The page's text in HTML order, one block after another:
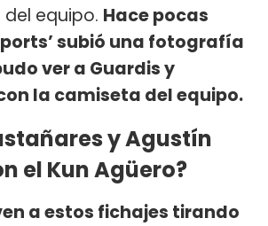
equipo. Hace pocas
subió una fotografía
ver a Guardis y
la camiseta del equipo.
y Agustín
el Kun Agüero?
a estos fichajes tirando